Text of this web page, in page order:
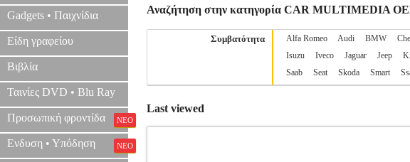
Gadgets • Παιχνίδια
Είδη γραφείου
Βιβλία
Ταινίες DVD • Blu Ray
Προσωπική φροντίδα ΝΕΟ
Ενδυση • Υπόδηση ΝΕΟ
Αναζήτηση στην κατηγορία CAR MULTIMEDIA
Συμβατότητα Alfa Romeo Audi BMW
Isuzu
Iveco Jaguar Jeep
Saab
Seat Skoda Smart
Last viewed